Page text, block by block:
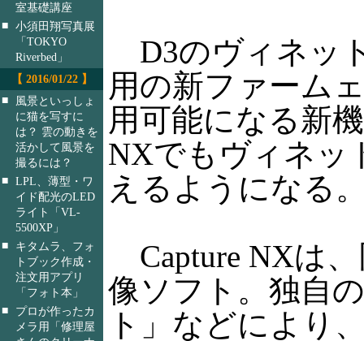
室基礎講座
■ 小須田翔写真展
「TOKYO
Riverbed」
【 2016/01/22 】
■
風景といっしょ
に猫を写すに
は？ 雲の動きを
活かして風景を
撮るには？
■ LPL、薄型・ワ
イド配光のLED
ライト「VL-
5500XP」
■
キタムラ、フォ
トブック作成・
注文用アプリ
「フォト本」
■
プロが作ったカ
メラ用「修理屋
D3のヴィネッ
用の新ファーム
用可能になる新
NXでもヴィネッ
えるようになる
Capture NXは
像ソフト。独自
ト」などにより